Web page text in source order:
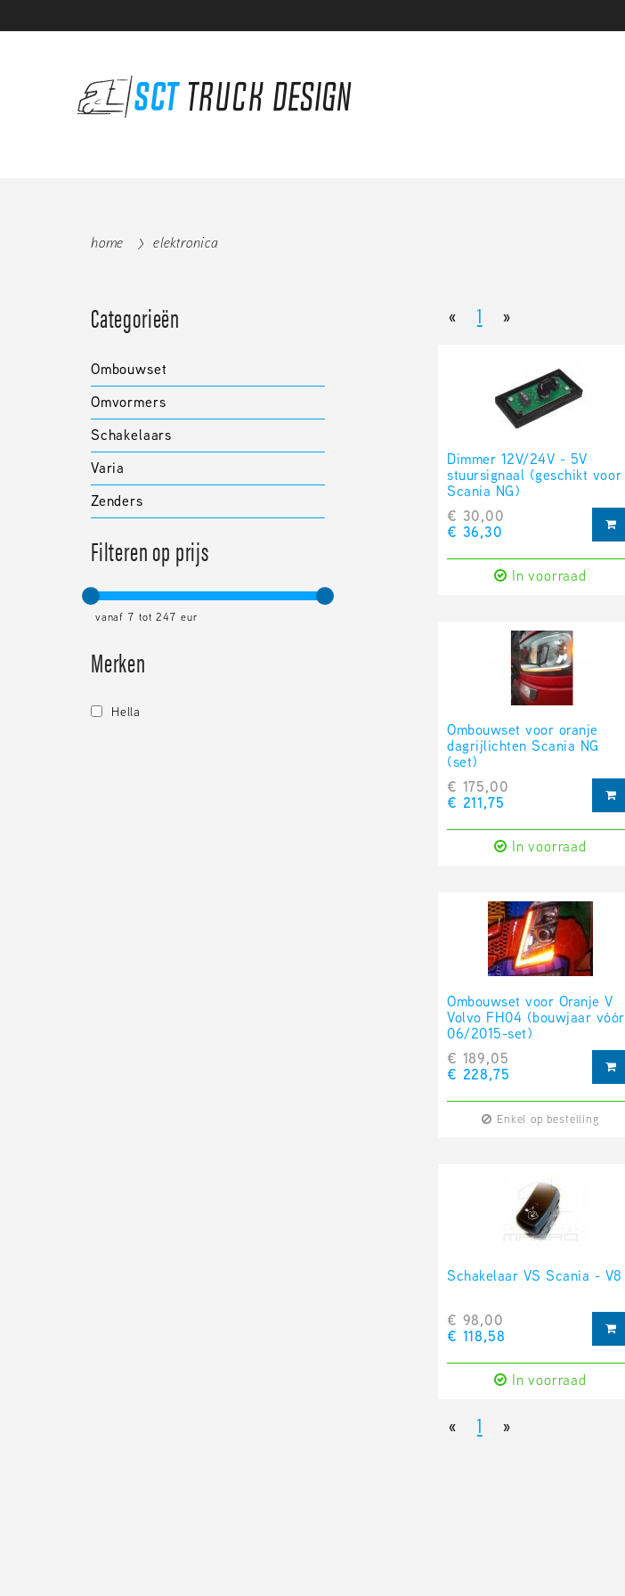
home elektronica
Categorieën
Ombouwset
Omvormers
Schakelaars
Varia
Zenders
Filteren op prijs
vanaf 7 tot 247 eur
Merken
hella
« 1 »
Dimmer 12V/24V - 5V
stuursignaal (geschikt voor
Scania NG)
€ 30,00
€ 36,30
In voorraad
Ombouwset voor oranje
dagrijlichten Scania NG
(set)
€ 175,00
€ 211,75
In voorraad
Ombouwset voor Oranje V
Volvo FH04 (bouwjaar vóór
06/2015-set)
€ 189,05
€ 228,75
Enkel op bestelling
Schakelaar VS Scania - V8
€ 98,00
€ 118,58
In voorraad
« 1 »